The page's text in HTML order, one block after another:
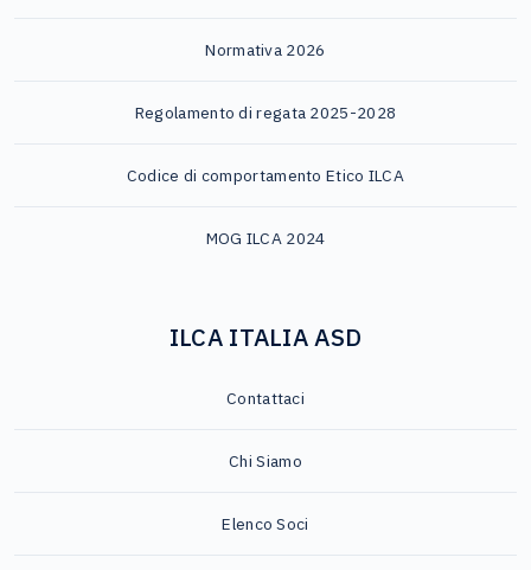
Normativa 2026
Regolamento di regata 2025-2028
Codice di comportamento Etico ILCA
MOG ILCA 2024
ILCA ITALIA ASD
Contattaci
Chi Siamo
Elenco Soci